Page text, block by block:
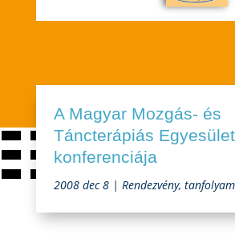
A Magyar Mozgás- és
Táncterápiás
konferenciája
2008 dec 8 |Rendezvény, tanfolyam